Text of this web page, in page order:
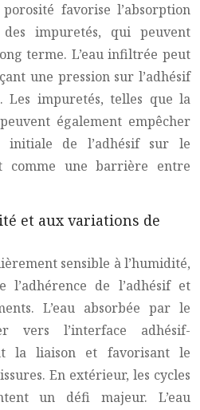
favorise l’absorption
impuretés, qui peuvent
terme. L’eau infiltrée peut
une pression sur l’adhésif
Les impuretés, telles que la
également empêcher
initiale de l’adhésif sur le
comme une barrière entre
et aux variations de
sensible à l’humidité,
l’adhérence de l’adhésif et
L’eau absorbée par le
vers l’interface adhésif-
la liaison et favorisant le
En extérieur, les cycles
un défi majeur. L’eau